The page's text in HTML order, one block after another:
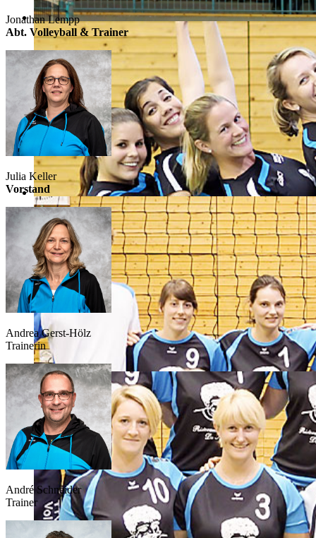
Jonathan Lempp
Abt. Volleyball & Trainer
Julia Keller
Vorstand
Andrea Gerst-Hölz
Trainerin
André Schneider
Trainer